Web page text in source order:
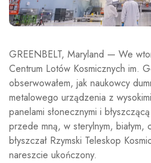
GREENBELT, Maryland — We
Centrum Lotów Kosmicznych im.
obserwowałem, jak naukowcy
metalowego urządzenia z
panelami słonecznymi i
przede mną, w sterylnym, białym,
błyszczał Rzymski Teleskop
nareszcie ukończony.